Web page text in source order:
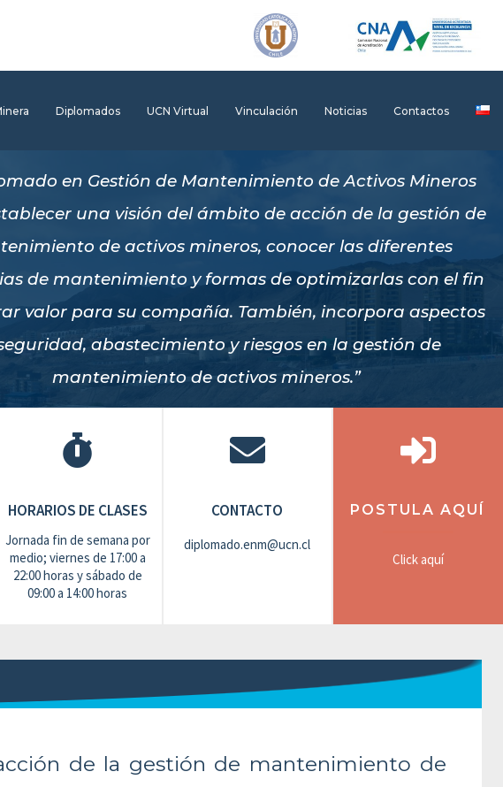
Diplomados UCN Virtual Vinculación Noticias Contactos
en Gestión de Mantenimiento de Activos Mineros
una visión del ámbito de acción de la gestión de
de activos mineros, conocer las diferentes
de mantenimiento y formas de optimizarlas con el fin
valor para su compañía. También, incorpora aspectos
abastecimiento y riesgos en la gestión de
mantenimiento de activos mineros.”
HORARIOS DE CLASES
Jornada fin de semana por
medio; viernes de 17:00 a
22:00 horas y sábado de
09:00 a 14:00 horas
CONTACTO
diplomado.enm@ucn.cl
POSTULA AQUÍ
Click aquí
de la gestión de mantenimiento de